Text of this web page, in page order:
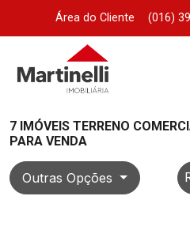
Área do Cliente (016)
7 IMÓVEIS TERRENO
PARA VENDA
Outras Opções